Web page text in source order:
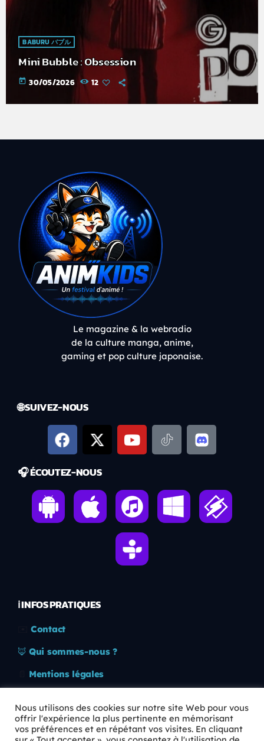
BABURU バブル
Mini Bubble : Obsession
today 30/05/2026 12
Le magazine & la webradio
de la culture manga, anime,
gaming et pop culture japonaise.
🌐 SUIVEZ-NOUS
🎧 ÉCOUTEZ-NOUS
ℹ️ INFOS PRATIQUES
Contact
🦊 Qui sommes-nous ?
Mentions légales
🛡️ RGPD
Nous utilisons des cookies sur notre site Web pour vous
offrir l'expérience la plus pertinente en mémorisant
vos préférences et en répétant vos visites. En cliquant